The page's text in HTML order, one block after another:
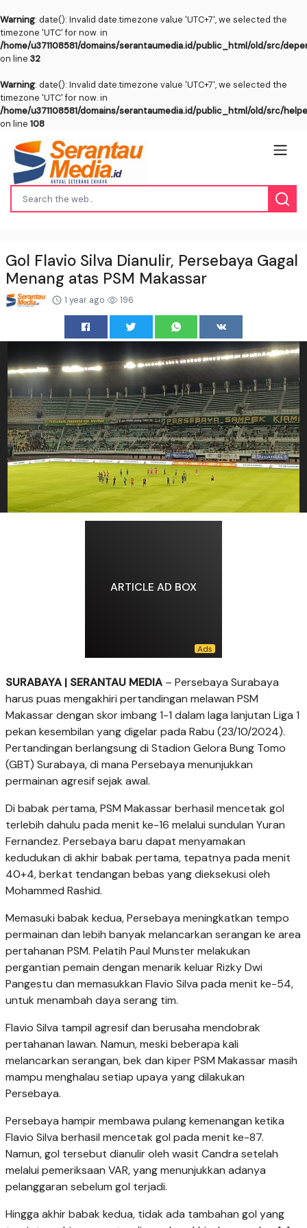
Warning: date(): Invalid date.timezone value 'UTC+7', we selected the
timezone 'UTC' for now. in
/home/u371108581/domains/serantaumedia.id/public_html/old/src/
on line 32
Warning: date(): Invalid date.timezone value 'UTC+7', we selected the
timezone 'UTC' for now. in
/home/u371108581/domains/serantaumedia.id/public_html/old/src/
on line 108
Gol Flavio Silva Dianulir, Persebaya Gagal
Menang atas PSM Makassar
1 year ago 196
ARTICLE AD BOX
SURABAYA | SERANTAU MEDIA – Persebaya Surabaya
harus puas mengakhiri pertandingan melawan PSM
Makassar dengan skor imbang 1-1 dalam laga lanjutan Liga 1
pekan kesembilan yang digelar pada Rabu (23/10/2024).
Pertandingan berlangsung di Stadion Gelora Bung Tomo
(GBT) Surabaya, di mana Persebaya menunjukkan
permainan agresif sejak awal.
Di babak pertama, PSM Makassar berhasil mencetak gol
terlebih dahulu pada menit ke-16 melalui sundulan Yuran
Fernandez. Persebaya baru dapat menyamakan
kedudukan di akhir babak pertama, tepatnya pada menit
40+4, berkat tendangan bebas yang dieksekusi oleh
Mohammed Rashid.
Memasuki babak kedua, Persebaya meningkatkan tempo
permainan dan lebih banyak melancarkan serangan ke area
pertahanan PSM. Pelatih Paul Munster melakukan
pergantian pemain dengan menarik keluar Rizky Dwi
Pangestu dan memasukkan Flavio Silva pada menit ke-54,
untuk menambah daya serang tim.
Flavio Silva tampil agresif dan berusaha mendobrak
pertahanan lawan. Namun, meski beberapa kali
melancarkan serangan, bek dan kiper PSM Makassar masih
mampu menghalau setiap upaya yang dilakukan
Persebaya.
Persebaya hampir membawa pulang kemenangan ketika
Flavio Silva berhasil mencetak gol pada menit ke-87.
Namun, gol tersebut dianulir oleh wasit Candra setelah
melalui pemeriksaan VAR, yang menunjukkan adanya
pelanggaran sebelum gol terjadi.
Hingga akhir babak kedua, tidak ada tambahan gol yang